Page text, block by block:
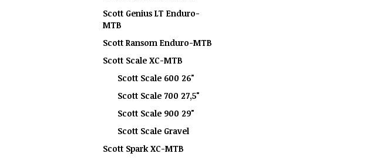
Scott Genius LT Enduro-
MTB
Scott Ransom Enduro-MTB
Scott Scale XC-MTB
Scott Scale 600 26"
Scott Scale 700 27,5"
Scott Scale 900 29"
Scott Scale Gravel
Scott Spark XC-MTB